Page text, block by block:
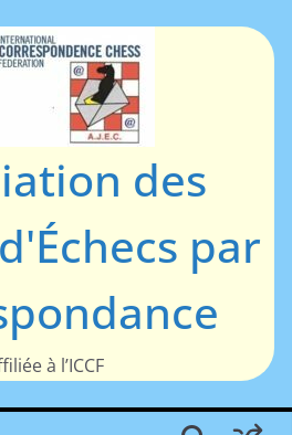
des
par
à l’ICCF